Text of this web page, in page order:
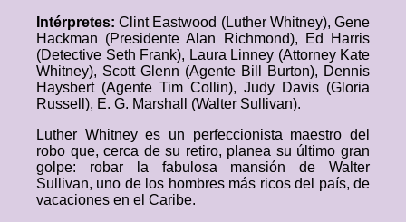
Intérpretes:Clint Eastwood (Luther Whitney), Gene
Hackman (Presidente Alan Richmond), Ed Harris
(Detective Seth Frank), Laura Linney (Attorney Kate
Whitney), Scott Glenn (Agente Bill Burton), Dennis
Haysbert (Agente Tim Collin), Judy Davis (Gloria
Russell), E. G. Marshall (Walter Sullivan).
Luther Whitney es un perfeccionista maestro del
robo que, cerca de su retiro, planea su último gran
golpe: robar la fabulosa mansión de Walter
Sullivan, uno de los hombres más ricos del país, de
vacaciones en el Caribe.